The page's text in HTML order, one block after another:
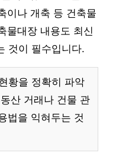
이나 개축 등 건축물
물대장 내용도 최신
것이 필수입니다.
황을 정확히 파악
산 거래나 건물 관
법을 익혀두는 것